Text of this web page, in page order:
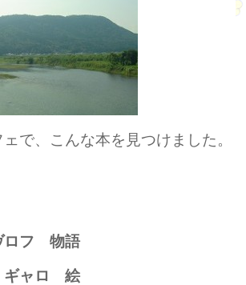
で、こんな本を見つけました。
ロフ 物語
ギャロ 絵